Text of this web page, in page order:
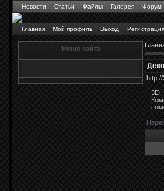
Новости Статьи Файлы Галерея Форум
Главная Мой профиль Выход Регистрация
Меню сайта
3D